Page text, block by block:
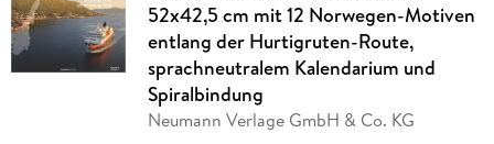
52x42,5 cm mit 12 Norwegen-Motiven
entlang der Hurtigruten-Route,
sprachneutralem Kalendarium und
Spiralbindung
Neumann Verlage GmbH & Co. KG